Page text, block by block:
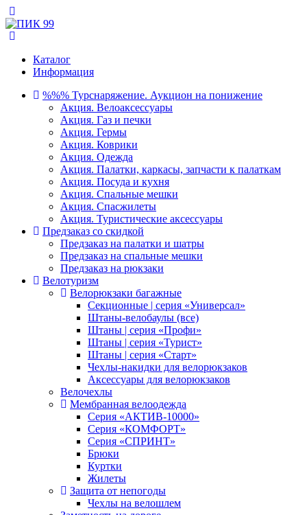
Каталог
Информация
%%% Турснаряжение. Аукцион на понижение
Акция. Велоаксессуары
Акция. Газ и печки
Акция. Гермы
Акция. Коврики
Акция. Одежда
Акция. Палатки, каркасы, запчасти к палаткам
Акция. Посуда и кухня
Акция. Спальные мешки
Акция. Спасжилеты
Акция. Туристические аксессуары
Предзаказ со скидкой
Предзаказ на палатки и шатры
Предзаказ на спальные мешки
Предзаказ на рюкзаки
Велотуризм
Велорюкзаки багажные
Секционные | серия «Универсал»
Штаны-велобаулы (все)
Штаны | серия «Профи»
Штаны | серия «Турист»
Штаны | серия «Старт»
Чехлы-накидки для велорюкзаков
Аксессуары для велорюкзаков
Велочехлы
Мембранная велоодежда
Серия «АКТИВ-10000»
Серия «КОМФОРТ»
Серия «СПРИНТ»
Брюки
Куртки
Жилеты
Защита от непогоды
Чехлы на велошлем